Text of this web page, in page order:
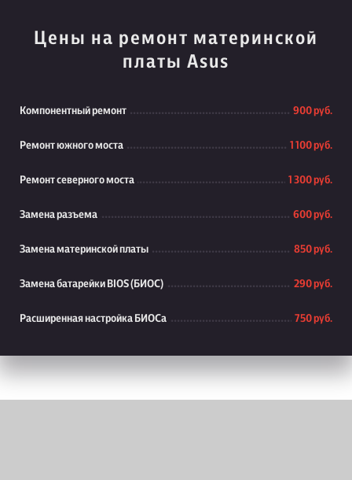
Цены на ремонт материнской
платы Asus
Компонентный ремонт 900 руб.
Ремонт южного моста 1 100 руб.
Ремонт северного моста 1 300 руб.
Замена разъема 600 руб.
Замена материнской платы 850 руб.
Замена батарейки BIOS (БИОС) 290 руб.
Расширенная настройка БИОСа 750 руб.